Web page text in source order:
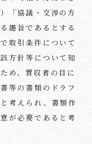
「協議・交渉の方
趣旨であるとする
取引条件について
方針等について知
め、買収者の目に
等の書類のドラフ
考えられ、書類作
が必要であると考